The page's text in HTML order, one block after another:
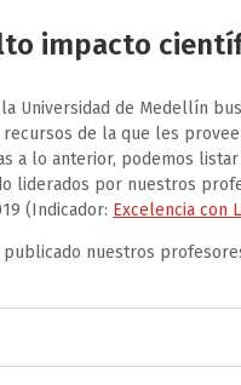
impacto
Universidad de Medellín
de la que les
a lo anterior, podemos
liderados por nuestros
(Indicador: Excelencia con
nuestros